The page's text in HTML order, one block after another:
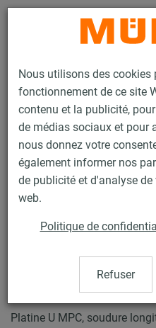
Nous utilisons des cookies
fonctionnement de ce site
contenu et la publicité,
de médias sociaux et pour
nous donnez votre
également informer nos
de publicité et d'analyse
web.
Politique de
Refuser
Produits Technique de fixation
Rails d'installation pour la
Rails d’installation MPC (plage
Platine U MPC
Platine U MPC, soudure